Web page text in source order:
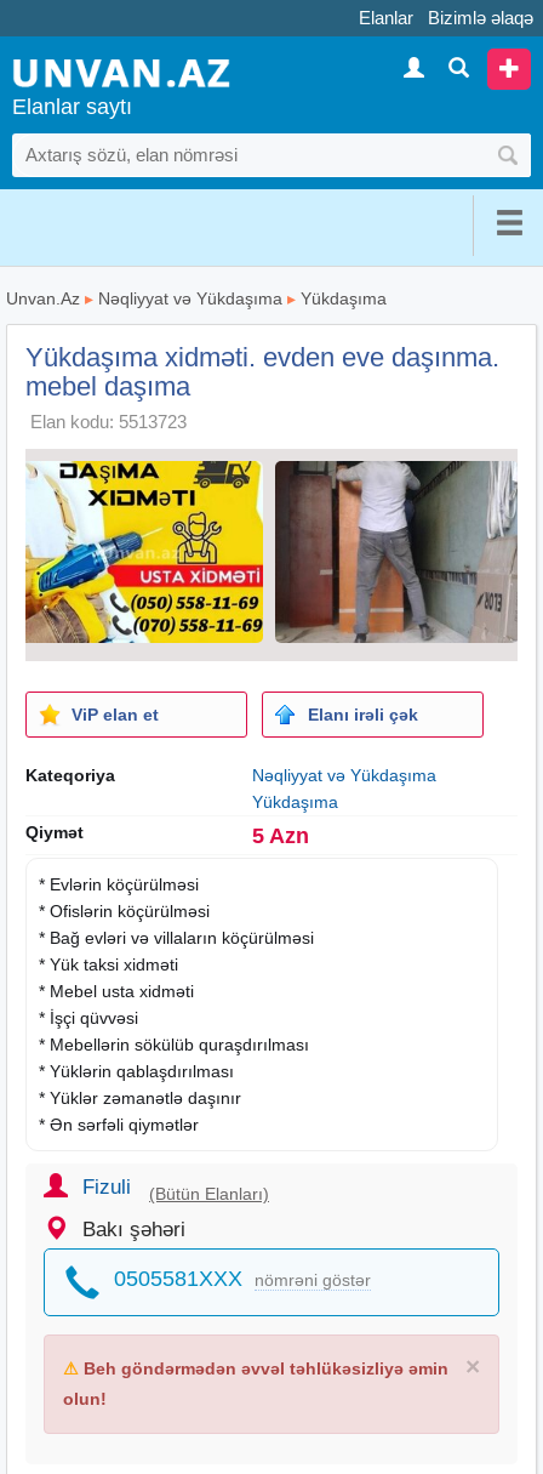
Elanlar Bizimlə əlaqə
Elanlar saytı
Unvan.Az ▸ Nəqliyyat və Yükdaşıma ▸ Yükdaşıma
Yükdaşıma xidməti. evden eve daşınma.
mebel daşıma
Elan kodu: 5513723
ViP elan et Elanı irəli çək
Kateqoriya
Nəqliyyat və Yükdaşıma
Yükdaşıma
Qiymət
5 Azn
* Evlərin köçürülməsi
* Ofislərin köçürülməsi
* Bağ evləri və villaların köçürülməsi
* Yük taksi xidməti
* Mebel usta xidməti
* İşçi qüvvəsi
* Mebellərin sökülüb quraşdırılması
* Yüklərin qablaşdırılması
* Yüklər zəmanətlə daşınır
* Ən sərfəli qiymətlər
Fizuli (Bütün Elanları)
Bakı şəhəri
0505581XXX nömrəni göstər
×
⚠ Beh göndərmədən əvvəl təhlükəsizliyə əmin
olun!